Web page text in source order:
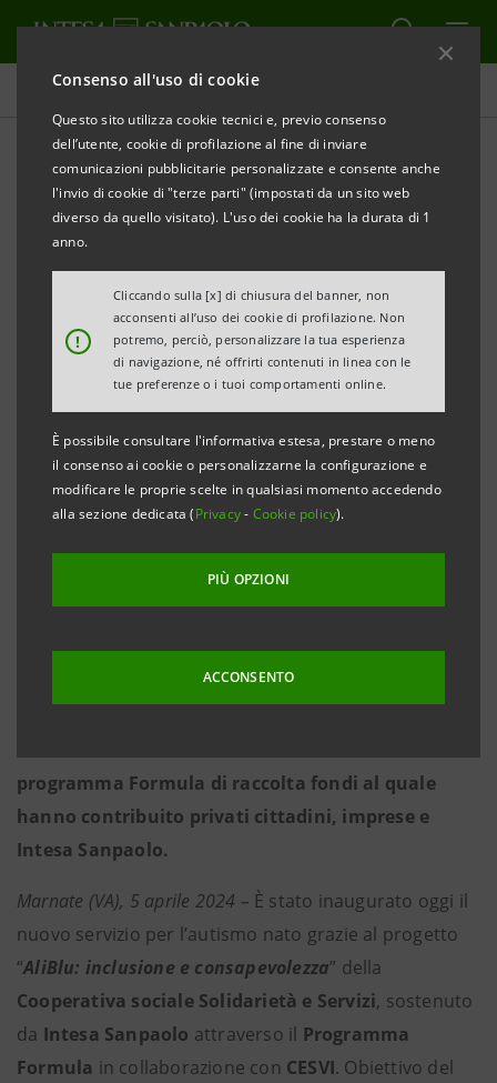
Consenso all'uso di cookie
Questo sito utilizza cookie tecnici e, previo consenso
dell’utente, cookie di profilazione al fine di inviare
comunicazioni pubblicitarie personalizzate e consente anche
l'invio di cookie di "terze parti" (impostati da un sito web
diverso da quello visitato). L'uso dei cookie ha la durata di 1
anno.
!
Cliccando sulla [x] di chiusura del banner, non
acconsenti all’uso dei cookie di profilazione. Non
potremo, perciò, personalizzare la tua esperienza
di navigazione, né offrirti contenuti in linea con le
tue preferenze o i tuoi comportamenti online.
È possibile consultare l'informativa estesa, prestare o meno
il consenso ai cookie o personalizzarne la configurazione e
modificare le proprie scelte in qualsiasi momento accedendo
alla sezione dedicata (Privacy- Cookie policy).
PIÙ OPZIONI
ACCONSENTO
Comunicati stampa
STAMPA AGGIORNA
COMUNICATO STAMPA
INAUGURAZIONE DIALIBLU: INCLUSIONE E
L'AUTISMO SOSTENUTO DA INTESA SANPAOLO IN
COLLABORAZIONE CON CESVI
Nell’ex scuola elementare di Marnate prende
avvio il progetto della Cooperativa sociale
Solidarietà e Servizi per l’inclusione di ragazzi e
famiglie.
programma Formula di raccolta fondi al quale
hanno contribuito privati cittadini, imprese e
Intesa Sanpaolo.
Marnate (VA), 5 aprile 2024 – È stato inaugurato oggi il
nuovo servizio per l’autismo nato grazie al progetto
“AliBlu: inclusione e consapevolezza” della
Cooperativa sociale Solidarietà e Servizi, sostenuto
da Intesa Sanpaolo attraverso il Programma
Formula in collaborazione con CESVI. Obiettivo del